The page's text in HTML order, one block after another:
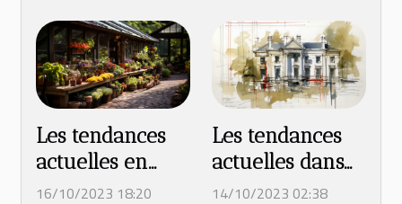
Les tendances
actuelles en
matière de
16/10/2023 18:20
Les tendances
actuelles dans
la conception et
14/10/2023 02:38